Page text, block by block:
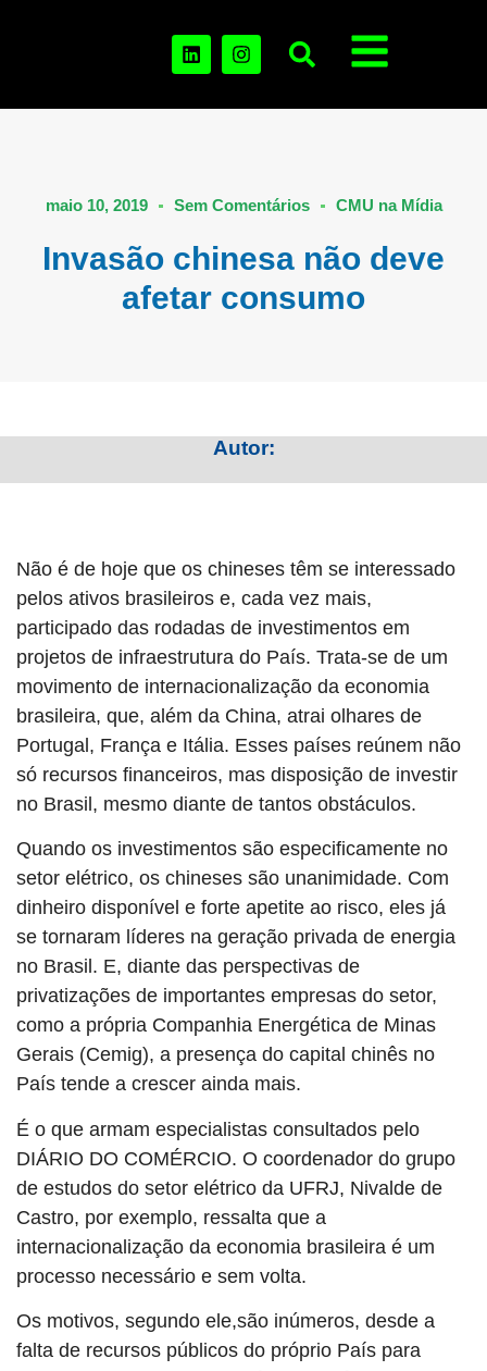
maio 10, 2019 Sem Comentários CMU na Mídia
Invasão chinesa não deve
afetar consumo
Autor:
Não é de hoje que os chineses têm se interessado
pelos ativos brasileiros e, cada vez mais,
participado das rodadas de investimentos em
projetos de infraestrutura do País. Trata-se de um
movimento de internacionalização da economia
brasileira, que, além da China, atrai olhares de
Portugal, França e Itália. Esses países reúnem não
só recursos financeiros, mas disposição de investir
no Brasil, mesmo diante de tantos obstáculos.
Quando os investimentos são especificamente no
setor elétrico, os chineses são unanimidade. Com
dinheiro disponível e forte apetite ao risco, eles já
se tornaram líderes na geração privada de energia
no Brasil. E, diante das perspectivas de
privatizações de importantes empresas do setor,
como a própria Companhia Energética de Minas
Gerais (Cemig), a presença do capital chinês no
País tende a crescer ainda mais.
É o que armam especialistas consultados pelo
DIÁRIO DO COMÉRCIO. O coordenador do grupo
de estudos do setor elétrico da UFRJ, Nivalde de
Castro, por exemplo, ressalta que a
internacionalização da economia brasileira é um
processo necessário e sem volta.
Os motivos, segundo ele,são inúmeros, desde a
falta de recursos públicos do próprio País para